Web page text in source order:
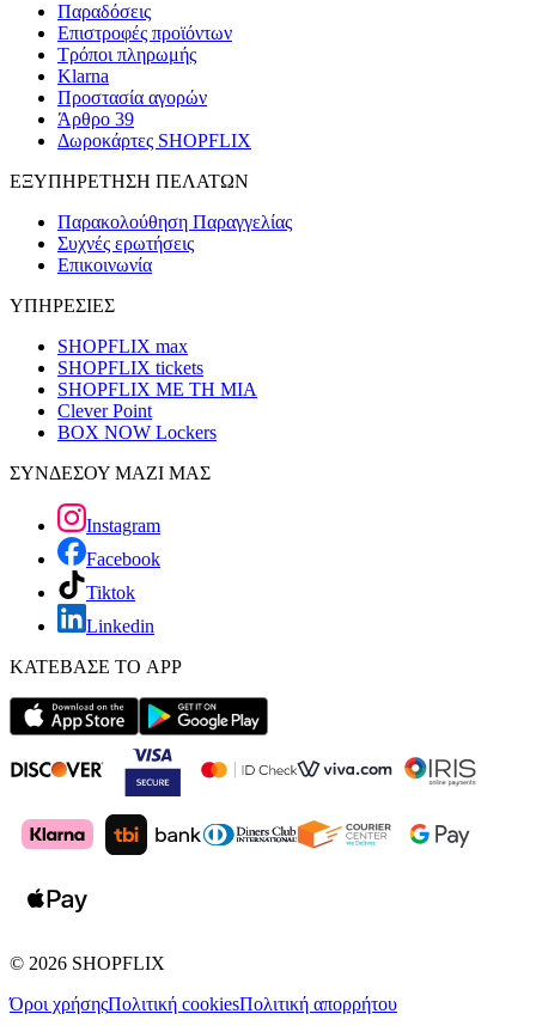
Παραδόσεις
Επιστροφές προϊόντων
Τρόποι πληρωμής
Klarna
Προστασία αγορών
Άρθρο 39
Δωροκάρτες SHOPFLIX
ΕΞΥΠΗΡΕΤΗΣΗ ΠΕΛΑΤΩΝ
Παρακολούθηση Παραγγελίας
Συχνές ερωτήσεις
Επικοινωνία
ΥΠΗΡΕΣΙΕΣ
SHOPFLIX max
SHOPFLIX tickets
SHOPFLIX ΜΕ ΤΗ ΜΙΑ
Clever Point
BOX NOW Lockers
ΣΥΝΔΕΣΟΥ ΜΑΖΙ ΜΑΣ
Instagram
Facebook
Tiktok
Linkedin
ΚΑΤΕΒΑΣΕ ΤΟ APP
© 2026 SHOPFLIX
Όροι χρήσηςΠολιτική cookiesΠολιτική απορρήτου